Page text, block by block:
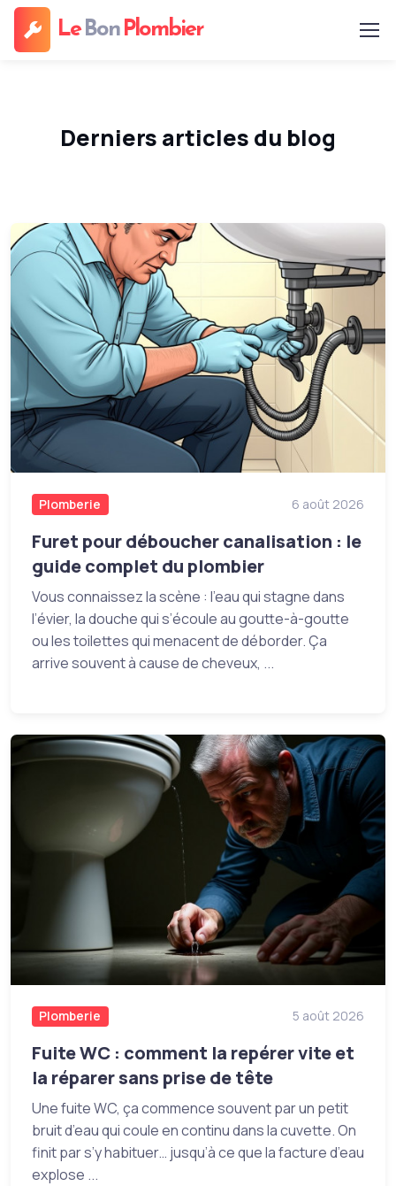
Le Bon Plombier
Derniers articles du blog
Plomberie 6 août 2026
Furet pour déboucher canalisation : le
guide complet du plombier
Vous connaissez la scène : l’eau qui stagne dans
l’évier, la douche qui s’écoule au goutte-à-goutte
ou les toilettes qui menacent de déborder. Ça
arrive souvent à cause de cheveux, ...
Plomberie 5 août 2026
Fuite WC : comment la repérer vite et
la réparer sans prise de tête
Une fuite WC, ça commence souvent par un petit
bruit d’eau qui coule en continu dans la cuvette. On
finit par s’y habituer… jusqu’à ce que la facture d’eau
explose ...